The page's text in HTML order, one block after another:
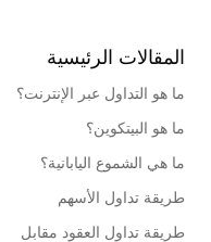
المقالات الرئيسية
ما هو التداول عبر الإنترنت؟
ما هو البيتكوين؟
ما هي الشموع اليابانية؟
طريقة تداول الأسهم
طريقة تداول العقود مقابل